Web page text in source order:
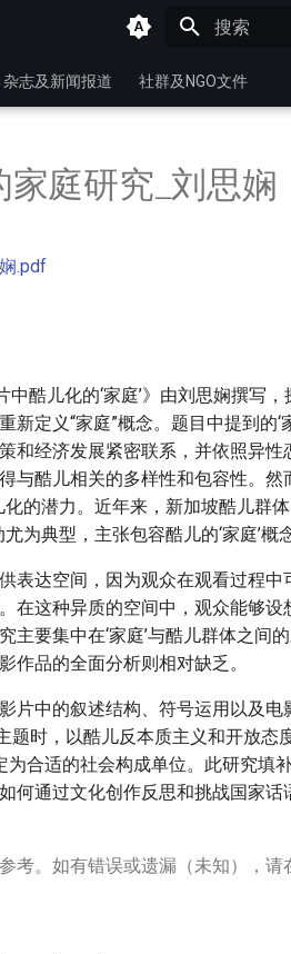
杂志及新闻报道 社群及NGO文件
庭研究_刘思娴
.pdf
酷儿化的‘家庭’》由刘思娴撰写
定义“家庭”概念。题目中提到的‘
和经济发展紧密联系，并依照异性
与酷儿相关的多样性和包容性。然
化的潜力。近年来，新加坡酷儿群
为典型，主张包容酷儿的‘家庭’概念
表达空间，因为观众在观看过程中
在这种异质的空间中，观众能够设
要集中在‘家庭’与酷儿群体之间
作品的全面分析则相对缺乏。
片中的叙述结构、符号运用以及电
题时，以酷儿反本质主义和开放态
为合适的社会构成单位。此研究填
何通过文化创作反思和挑战国家话
考。如有错误或遗漏（未知），请